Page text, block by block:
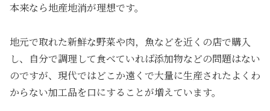
本来なら地産地消が理想です。
地元で取れた新鮮な野菜や肉，魚などを近くの店で購入
し、自分で調理して食べていれば添加物などの問題はない
のですが、現代ではどこか遠くで大量に生産されたよくわ
からない加工品を口にすることが増えています。